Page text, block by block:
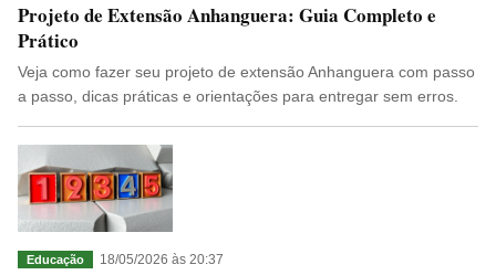
Projeto de Extensão Anhanguera: Guia Completo e
Prático
Veja como fazer seu projeto de extensão Anhanguera com passo
a passo, dicas práticas e orientações para entregar sem erros.
Educação 18/05/2026 às 20:37